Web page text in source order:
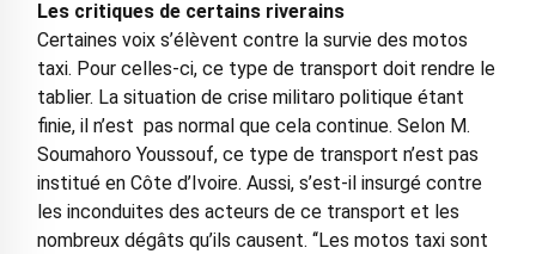
Les critiques de certains riverains
Certaines voix s’élèvent contre la survie des motos
taxi. Pour celles-ci, ce type de transport doit rendre le
tablier. La situation de crise militaro politique étant
finie, il n’est pas normal que cela continue. Selon M.
Soumahoro Youssouf, ce type de transport n’est pas
institué en Côte d’Ivoire. Aussi, s’est-il insurgé contre
les inconduites des acteurs de ce transport et les
nombreux dégâts qu’ils causent. ‘‘Les motos taxi sont